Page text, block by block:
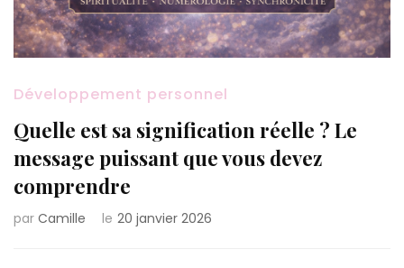
Développement personnel
Quelle est sa signification réelle ? Le
message puissant que vous devez
comprendre
par Camille le 20 janvier 2026